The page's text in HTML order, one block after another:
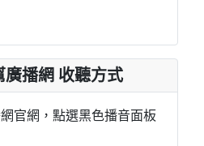
廣播網 收聽方式
官網，點選黑色播音面板